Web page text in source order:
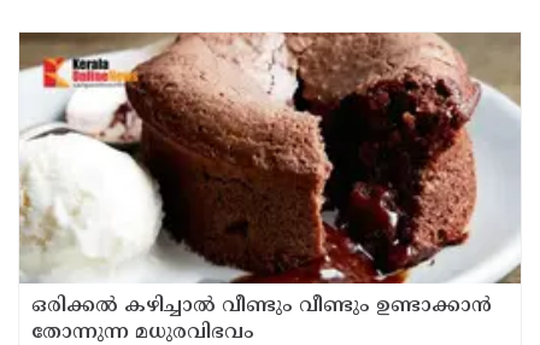
ഒരിക്കൽ കഴിച്ചാൽ വീണ്ടും വീണ്ടും ഉണ്ടാക്കാൻ
തോന്നുന്ന മധുരവിഭവം